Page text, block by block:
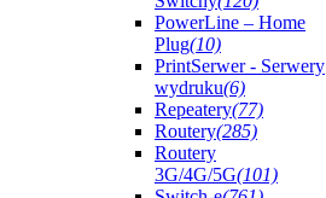
PowerLine – Home
Plug(10)
PrintSerwer - Serwery
wydruku(6)
Repeatery(77)
Routery(285)
Routery
3G/4G/5G(101)